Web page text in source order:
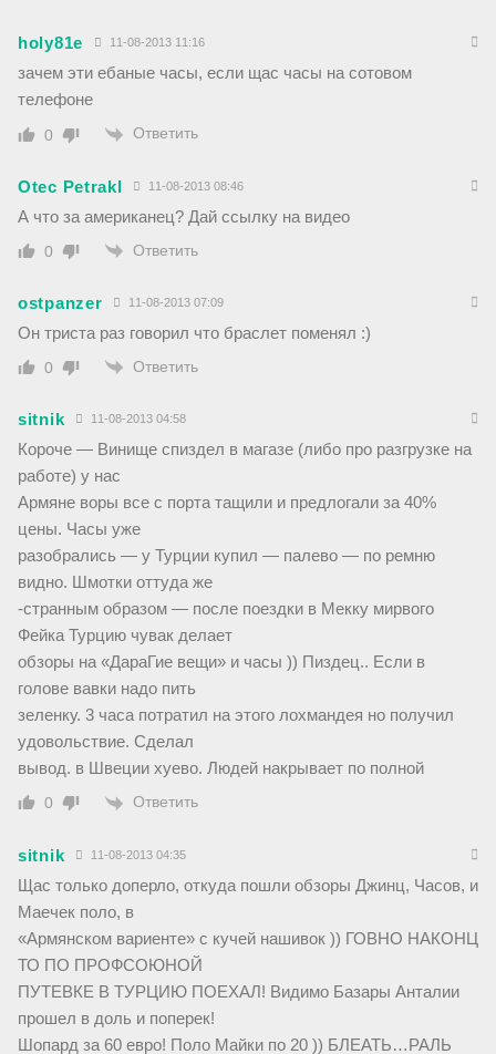
holy81e 11-08-2013 11:16
зачем эти ебаные часы, если щас часы на сотовом
телефоне
0 Ответить
Otec Petrakl 11-08-2013 08:46
А что за американец? Дай ссылку на видео
0 Ответить
ostpanzer 11-08-2013 07:09
Он триста раз говорил что браслет поменял :)
0 Ответить
sitnik 11-08-2013 04:58
Короче — Винище спиздел в магазе (либо про разгрузке на
работе) у нас
Армяне воры все с порта тащили и предлогали за 40%
цены. Часы уже
разобрались — у Турции купил — палево — по ремню
видно. Шмотки оттуда же
-странным образом — после поездки в Мекку мирвого
Фейка Турцию чувак делает
обзоры на «ДараГие вещи» и часы )) Пиздец.. Если в
голове вавки надо пить
зеленку. 3 часа потратил на этого лохмандея но получил
удовольствие. Сделал
вывод. в Швеции хуево. Людей накрывает по полной
0 Ответить
sitnik 11-08-2013 04:35
Щас только доперло, откуда пошли обзоры Джинц, Часов, и
Маечек поло, в
«Армянском вариенте» с кучей нашивок )) ГОВНО НАКОНЦ
ТО ПО ПРОФСОЮНОЙ
ПУТЕВКЕ В ТУРЦИЮ ПОЕХАЛ! Видимо Базары Анталии
прошел в доль и поперек!
Шопард за 60 евро! Поло Майки по 20 )) БЛЕАТЬ…РАЛЬ